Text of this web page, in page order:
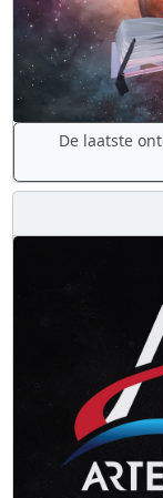
De laatste